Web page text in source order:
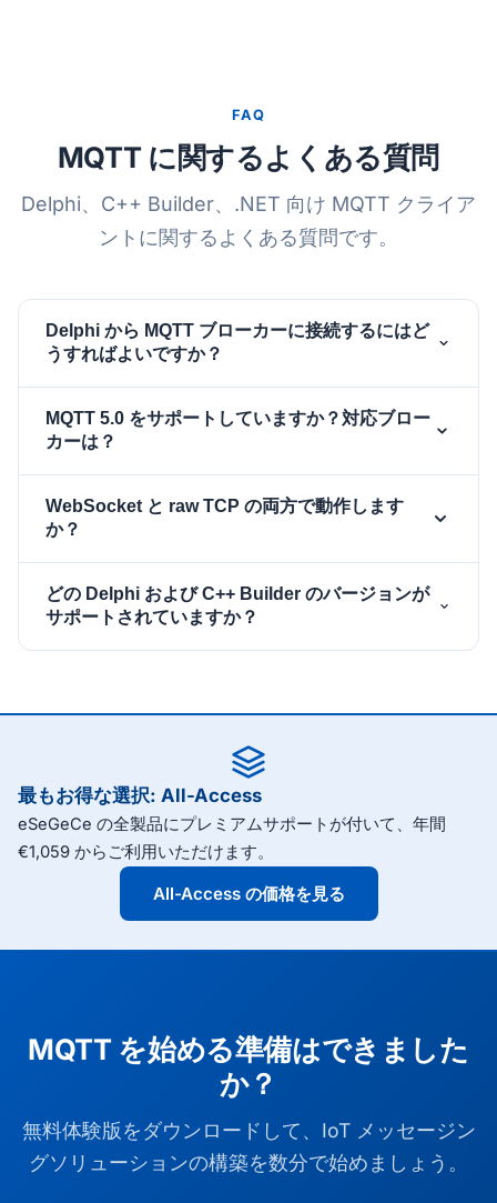
FAQ
MQTT に関するよくある質問
Delphi、C++ Builder、.NET 向け MQTT クライア
ントに関するよくある質問です。
Delphi から MQTT ブローカーに接続するにはど
うすればよいですか？
のClient プロパティに TsgcWebSocketClient
を
割り当てるか（MQTT over WebSocket の場合）、
す。Authentication を設定し、OnMQTTConnect と
OnMQTTPublish を接続してから、トピックとペイロ
ードを指定してSubscribeとPublishを呼び出し
ます。このページの QuickStart に Delphi、C++
Builder、.NET の完全なコードが示されています。
MQTT 5.0 をサポートしていますか？対応ブロー
カーは？
イティブクライアントで、トピックエイリアス、共有
サブスクリプション、リクエスト／レスポンス、拡張
す。AWS IoT Core、Azure IoT Hub、HiveMQ、
Mosquitto、EMQX、RabbitMQ Web-MQTT、
VerneMQ、ActiveMQ/Artemis など、すべての主要
WebSocket と raw TCP の両方で動作します
か？
Clientプロパティに割り当てると MQTT over
WebSocket で動作し、ポート 1883（MQTTS の場合
は OpenSSL または Windows SChannel 経由で利用
でき、QoS 0/1/2、保持メッセージ、Last Will and
Testament、WatchDog による自動再接続を備えてい
ます。
どの Delphi および C++ Builder のバージョンが
サポートされていますか？
ン、さらに .NET 実装を、Windows、macOS、
Linux、iOS、Android でサポートします。無料体験版
をダウンロードして、ご自身のプロジェクトで MQTT
クライアントを評価してください。
最もお得な選択: All-Access
eSeGeCe の全製品にプレミアムサポートが付いて、年間
€1,059 からご利用いただけます。
All-Access の価格を見る
MQTT を始める準備はできました
か？
無料体験版をダウンロードして、IoT メッセージン
グソリューションの構築を数分で始めましょう。